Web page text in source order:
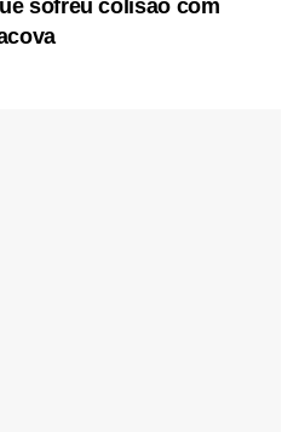
sofreu colisão com